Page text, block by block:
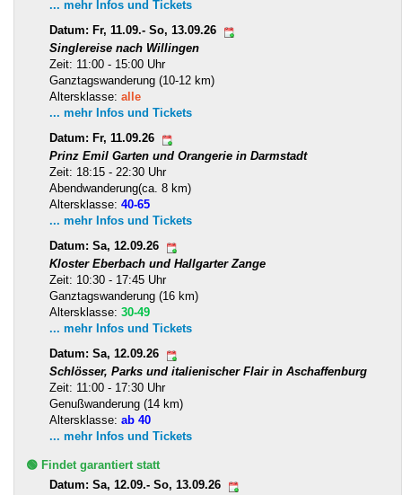
... mehr Infos und Tickets
Datum: Fr, 11.09.- So, 13.09.26
Singlereise nach Willingen
Zeit: 11:00 - 15:00 Uhr
Ganztagswanderung (10-12 km)
Altersklasse: alle
... mehr Infos und Tickets
Datum: Fr, 11.09.26
Prinz Emil Garten und Orangerie in Darmstadt
Zeit: 18:15 - 22:30 Uhr
Abendwanderung(ca. 8 km)
Altersklasse: 40-65
... mehr Infos und Tickets
Datum: Sa, 12.09.26
Kloster Eberbach und Hallgarter Zange
Zeit: 10:30 - 17:45 Uhr
Ganztagswanderung (16 km)
Altersklasse: 30-49
... mehr Infos und Tickets
Datum: Sa, 12.09.26
Schlösser, Parks und italienischer Flair in Aschaffenburg
Zeit: 11:00 - 17:30 Uhr
Genußwanderung (14 km)
Altersklasse: ab 40
... mehr Infos und Tickets
🟢 Findet garantiert statt
Datum: Sa, 12.09.- So, 13.09.26